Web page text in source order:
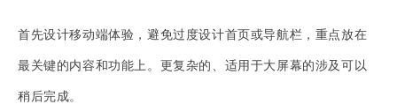
首先设计移动端体验，避免过度设计首页或导航栏，重点放在
最关键的内容和功能上。更复杂的、适用于大屏幕的涉及可以
稍后完成。